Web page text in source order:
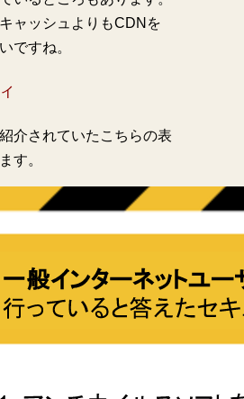
ャッシュよりもCDNを
ですね。
介されていたこちらの表
す。